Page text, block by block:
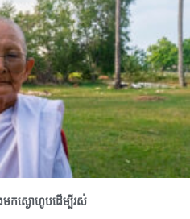
មកស្ងោហូបដើម្បីរស់